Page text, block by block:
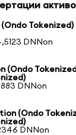
Tokenized)
DNNon
(Ondo
DNNon
(Ondo
DNNon